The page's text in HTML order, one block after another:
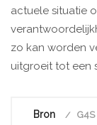
actuele situatie
zo kan worden
uitgroeit tot een
Bron G4S